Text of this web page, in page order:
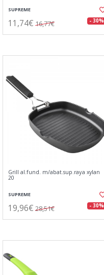
SUPREME
11,74€ 16,77€ - 30%
Grill al.fund. m/abat.sup.raya xylan
20
SUPREME
19,96€ 28,51€ - 30%